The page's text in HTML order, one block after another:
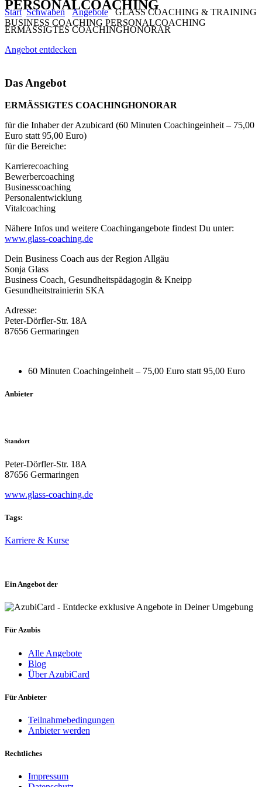
Start Schwaben Angebote
GLASS COACHING & TRAINING
BUSINESS COACHING PERSONALCOACHING
PERSONALCOACHING
ERMÄSSIGTES COACHINGHONORAR
Angebot entdecken
Das Angebot
ERMÄSSIGTES COACHINGHONORAR
für die Inhaber der Azubicard (60 Minuten Coachingeinheit – 75,00
Euro statt 95,00 Euro)
für die Bereiche:
Karrierecoaching
Bewerbercoaching
Businesscoaching
Personalentwicklung
Vitalcoaching
Nähere Infos und weitere Coachingangebote findest Du unter:
www.glass-coaching.de
Dein Business Coach aus der Region Allgäu
Sonja Glass
Business Coach, Gesundheitspädagogin & Kneipp
Gesundheitstrainierin SKA
Adresse:
Peter-Dörfler-Str. 18A
87656 Germaringen
60 Minuten Coachingeinheit – 75,00 Euro statt 95,00 Euro
Anbieter
Standort
Peter-Dörfler-Str. 18A
87656 Germaringen
www.glass-coaching.de
Tags:
Karriere & Kurse
Ein Angebot der
Für Azubis
Alle Angebote
Blog
Über AzubiCard
Für Anbieter
Teilnahmebedingungen
Anbieter werden
Rechtliches
Impressum